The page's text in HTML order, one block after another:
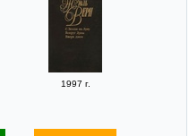
1997 г.